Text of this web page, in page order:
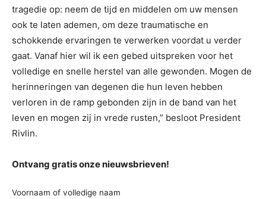
tragedie op: neem de tijd en middelen om uw mensen
ook te laten ademen, om deze traumatische en
schokkende ervaringen te verwerken voordat u verder
gaat. Vanaf hier wil ik een gebed uitspreken voor het
volledige en snelle herstel van alle gewonden. Mogen de
herinneringen van degenen die hun leven hebben
verloren in de ramp gebonden zijn in de band van het
leven en mogen zij in vrede rusten,” besloot President
Rivlin.
Ontvang gratis onze nieuwsbrieven!
Voornaam of volledige naam